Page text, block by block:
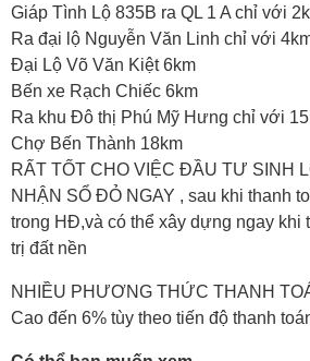
Giáp Tình Lộ 835B ra QL 1 A chỉ với
Ra đại lộ Nguyễn Văn Linh chỉ với
Đại Lộ Võ Văn Kiệt 6km
Bến xe Rạch Chiếc 6km
Ra khu Đô thị Phú Mỹ Hưng chỉ với
Chợ Bến Thành 18km
RẤT TỐT CHO VIỆC ĐẦU TƯ SINH
NHẬN SỔ ĐỎ NGAY , sau khi thanh
trong HĐ,và có thể xây dựng ngay khi
trị đất nền
NHIỀU PHƯƠNG THỨC THANH
Cao đến 6% tùy theo tiến độ thanh